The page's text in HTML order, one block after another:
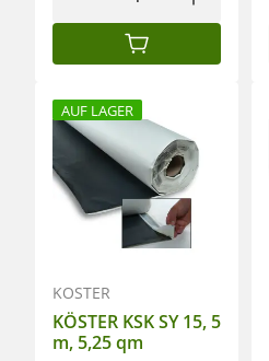
IN DEN WARENKORB
AUF LAGER
KÖSTER
KÖSTER KSK SY 15, 5
m, 5,25 qm